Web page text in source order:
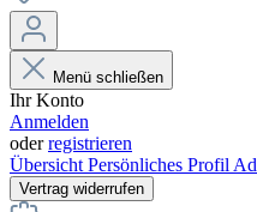
Menü schließen
Ihr Konto
Anmelden
oderregistrieren
Übersicht Persönliches Profil
Vertrag widerrufen